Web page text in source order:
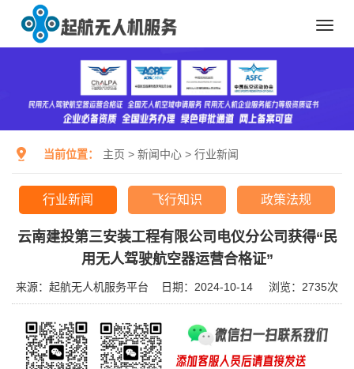
当前位置： 主页 > 新闻中心 > 行业新闻
行业新闻 飞行知识 政策法规
云南建投第三安装工程有限公司电仪分公司获得“民
用无人驾驶航空器运营合格证”
来源：起航无人机服务平台 日期：2024-10-14 浏览： 2735次